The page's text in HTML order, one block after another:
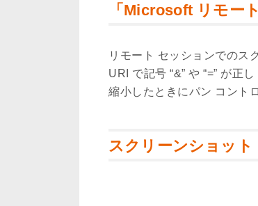
「Microsoft リモー
リモート セッションでのス
URI で記号 “&” や “=” が正
縮小したときにパン コント
スクリーンショット